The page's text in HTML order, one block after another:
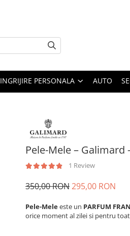
INGRIJIRE PERSONALA AUTO
Pele-Mele – Galimard
1 Review
350,00 RON295,00 RON
Pele-Meleeste un PARFUM
orice moment al zilei si pentru